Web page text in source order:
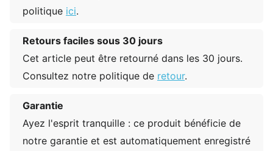
politique ici.
Retours faciles sous 30 jours
Cet article peut être retourné dans les 30 jours.
Consultez notre politique de retour.
Garantie
Ayez l'esprit tranquille : ce produit bénéficie de
notre garantie et est automatiquement enregistré